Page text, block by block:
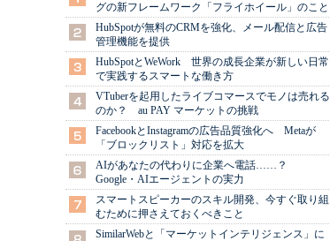
グの新フレームワーク「フライホイール」のこと
HubSpotが無料のCRMを強化、メール配信と広告
管理機能を提供
HubSpotとWeWork 世界の成長企業が新しい日常
で実践するスマートな働き方
VTuberを起用したライブコマースでモノは売れる
のか？ au PAY マーケットの挑戦
FacebookとInstagramの広告品質強化へ Metaが
「ブロックリスト」対応を拡大
AIがあなたの代わりに企業へ電話……？
Google・AIエージェントの実力
スマートスピーカーのスキル開発、今すぐ取り組
むために押さえておくべきこと
SimilarWebと「マーケットインテリジェンス」に